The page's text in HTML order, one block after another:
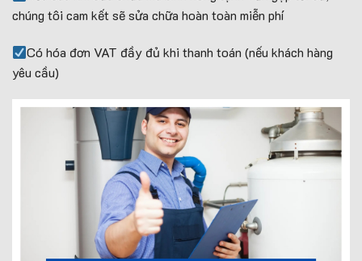
chúng tôi cam kết sẽ sửa chữa hoàn toàn miễn phí
Có hóa đơn VAT đầy đủ khi thanh toán (nếu khách hàng
yêu cầu)